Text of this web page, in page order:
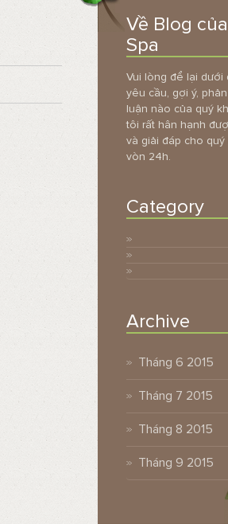
Về Blog
Spa
Vui lòng để lại dưới
yêu cầu, gợi ý,
luận nào của quý
tôi rất hân hạnh
và giải đáp cho quý
vòn 24h.
Category
Archive
Tháng 6 2015
Tháng 7 2015
Tháng 8 2015
Tháng 9 2015